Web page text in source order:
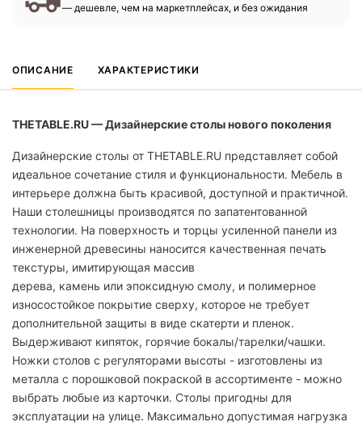
— дешевле, чем на маркетплейсах, и без ожидания
ОПИСАНИЕ ХАРАКТЕРИСТИКИ
THETABLE.RU — Дизайнерские столы нового поколения
Дизайнерские столы от THETABLE.RU представляет собой
идеальное сочетание стиля и функциональности. Мебель в
интерьере должна быть красивой, доступной и практичной.
Наши столешницы производятся по запатентованной
технологии. На поверхность и торцы усиленной панели из
инженерной древесины наносится качественная печать
текстуры, имитирующая массив
дерева, камень или эпоксидную смолу, и полимерное
износостойкое покрытие сверху, которое не требует
дополнительной защиты в виде скатерти и пленок.
Выдерживают кипяток, горячие бокалы/тарелки/чашки.
Ножки столов с регуляторами высоты - изготовлены из
металла с порошковой покраской в ассортименте - можно
выбрать любые из карточки. Столы пригодны для
эксплуатации на улице. Максимально допустимая нагрузка